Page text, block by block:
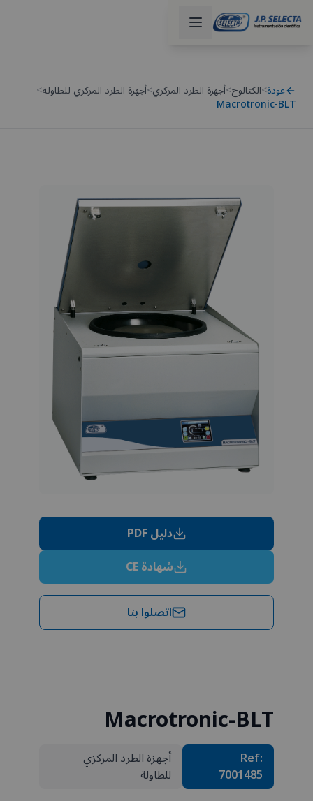
عودة>الكتالوج>أجهزة الطرد المركزي>أجهزة الطرد المركزي للطاولة>
Macrotronic-BLT
دليل PDF
شهادة CE
اتصلوا بنا
Macrotronic-BLT
Ref:
7001485
أجهزة الطرد المركزي
للطاولة